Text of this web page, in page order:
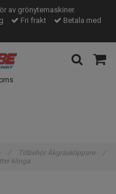
av grönytemaskiner.
Fri frakt
Betala med
/ Tillbehör Åkgräsklippare
/
klinga